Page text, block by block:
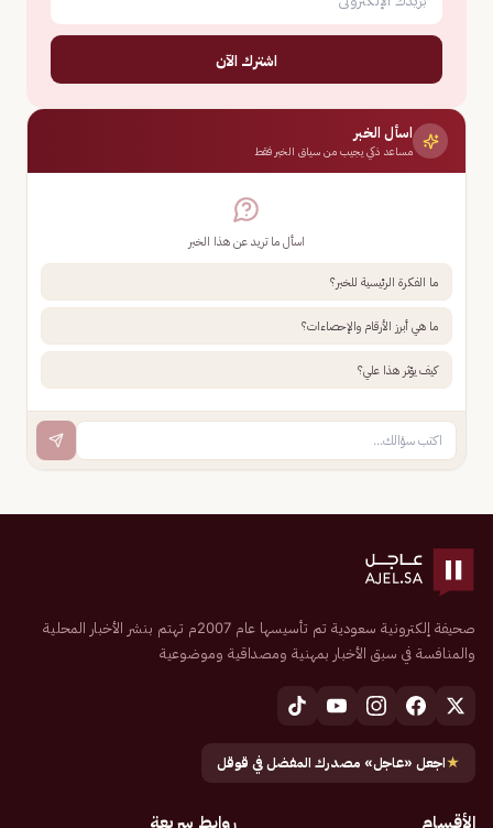
اشترك الآن
اسأل الخبر
مساعد ذكي يجيب من سياق الخبر فقط
اسأل ما تريد عن هذا الخبر
ما الفكرة الرئيسية للخبر؟
ما هي أبرز الأرقام والإحصاءات؟
كيف يؤثر هذا علي؟
صحيفة إلكترونية سعودية تم تأسيسها عام 2007م تهتم بنشر الأخبار المحلية
والمنافسة في سبق الأخبار بمهنية ومصداقية وموضوعية
★اجعل «عاجل» مصدرك المفضل في قوقل
الأقسام روابط سريعة